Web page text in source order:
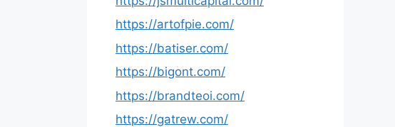
https://artofpie.com/
https://batiser.com/
https://bigont.com/
https://brandteoi.com/
https://gatrew.com/